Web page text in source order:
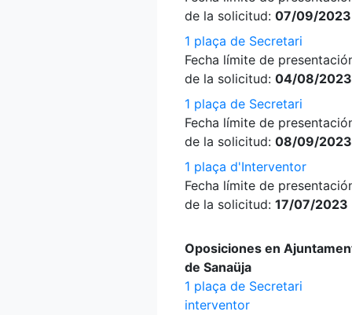
de la solicitud: 07/09/2023
1 plaça de Secretari
Fecha límite de
de la solicitud: 04/08/2023
1 plaça de Secretari
Fecha límite de
de la solicitud: 08/09/2023
1 plaça d'Interventor
Fecha límite de
de la solicitud: 17/07/2023
Oposiciones en
de Sanaüja
1 plaça de Secretari
interventor